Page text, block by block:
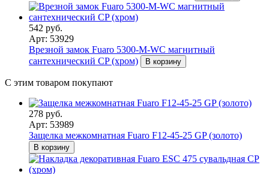
542 руб.
Арт: 53929
Врезной замок Fuaro 5300-M-WС магнитный
сантехнический CP (хром)
В корзину
С этим товаром покупают
278 руб.
Арт: 53989
Защелка межкомнатная Fuaro F12-45-25 GP (золото)
В корзину